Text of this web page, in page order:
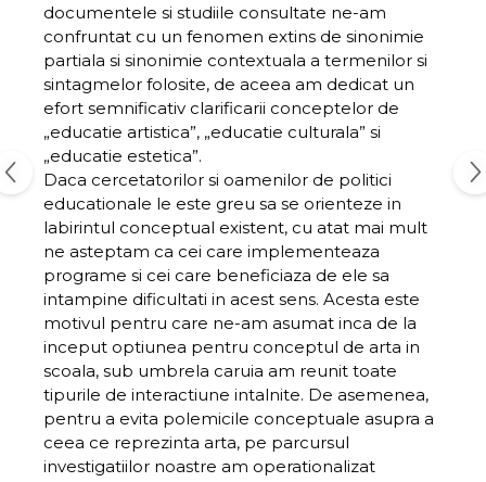
documentele si studiile consultate ne-am
confruntat cu un fenomen extins de sinonimie
partiala si sinonimie contextuala a termenilor si
sintagmelor folosite, de aceea am dedicat un
efort semnificativ clarificarii conceptelor de
„educatie artistica”, „educatie culturala” si
„educatie estetica”.
Daca cercetatorilor si oamenilor de politici
educationale le este greu sa se orienteze in
labirintul conceptual existent, cu atat mai mult
ne asteptam ca cei care implementeaza
programe si cei care beneficiaza de ele sa
intampine dificultati in acest sens. Acesta este
motivul pentru care ne-am asumat inca de la
inceput optiunea pentru conceptul de arta in
scoala, sub umbrela caruia am reunit toate
tipurile de interactiune intalnite. De asemenea,
pentru a evita polemicile conceptuale asupra a
ceea ce reprezinta arta, pe parcursul
investigatiilor noastre am operationalizat